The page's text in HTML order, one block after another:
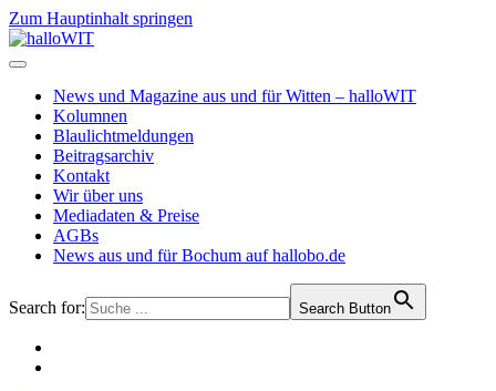
Zum Hauptinhalt springen
News und Magazine aus und für Witten – halloWIT
Kolumnen
Blaulichtmeldungen
Beitragsarchiv
Kontakt
Wir über uns
Mediadaten & Preise
AGBs
News aus und für Bochum auf hallobo.de
Search for: Search Button